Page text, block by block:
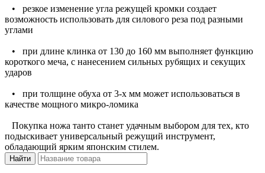
• резкое изменение угла режущей кромки создает
возможность использовать для силового реза под разными
углами
• при длине клинка от 130 до 160 мм выполняет функцию
короткого меча, с нанесением сильных рубящих и секущих
ударов
• при толщине обуха от 3-х мм может использоваться в
качестве мощного микро-ломика
Покупка ножа танто станет удачным выбором для тех, кто
подыскивает универсальный режущий инструмент,
обладающий ярким японским стилем.